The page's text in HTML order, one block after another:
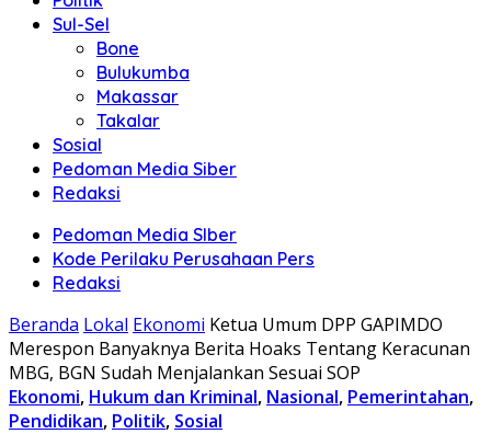
Sul-Sel
Bone
Bulukumba
Makassar
Takalar
Sosial
Pedoman Media Siber
Redaksi
Pedoman Media SIber
Kode Perilaku Perusahaan Pers
Redaksi
Beranda Lokal Ekonomi Ketua Umum DPP GAPIMDO
Merespon Banyaknya Berita Hoaks Tentang Keracunan
MBG, BGN Sudah Menjalankan Sesuai SOP
Ekonomi, Hukum dan Kriminal, Nasional, Pemerintahan,
Pendidikan, Politik, Sosial